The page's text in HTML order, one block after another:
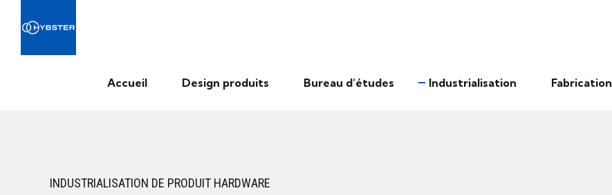
Accueil Design produits Bureau d’études Industrialisation Fabrication
INDUSTRIALISATION DE PRODUIT HARDWARE